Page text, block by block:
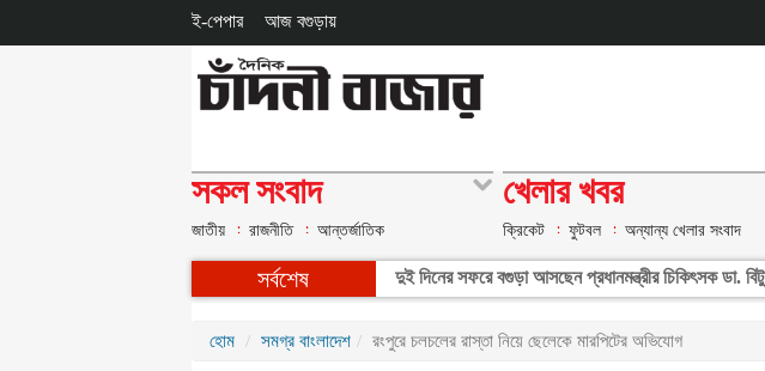
ই-পেপার আজ বগুড়ায়
সকল সংবাদ
জাতীয় রাজনীতি আন্তর্জাতিক
খেলার খবর
ক্রিকেট ফুটবল অন্যান্য খেলার সংবাদ
সর্বশেষ দুই দিনের সফরে বগুড়া আসছেন প্রধানমন্ত্রীর চিকিৎসক ডা. বিটু
হোম সমগ্র বাংলাদেশ রংপুরে চলচলের রাস্তা নিয়ে ছেলেকে মারপিটের অভিযোগ